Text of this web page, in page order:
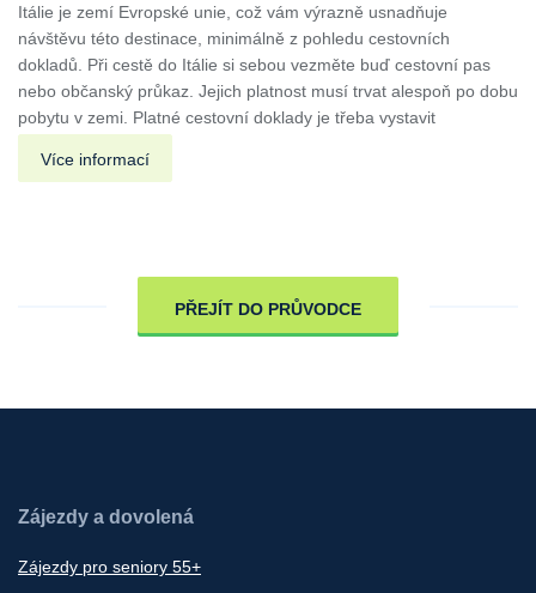
Itálie je zemí Evropské unie, což vám výrazně usnadňuje
návštěvu této destinace, minimálně z pohledu cestovních
dokladů. Při cestě do Itálie si sebou vezměte buď cestovní pas
nebo občanský průkaz. Jejich platnost musí trvat alespoň po dobu
pobytu v zemi. Platné cestovní doklady je třeba vystavit
Více informací
PŘEJÍT DO PRŮVODCE
Zájezdy a dovolená
Zájezdy pro seniory 55+